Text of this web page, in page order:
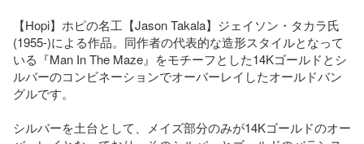
【Hopi】ホピの名工【Jason Takala】ジェイソン・タカラ氏
(1955-)による作品。同作者の代表的な造形スタイルとなって
いる『Man In The Maze』をモチーフとした14Kゴールドとシ
ルバーのコンビネーションでオーバーレイしたオールドバン
グルです。
シルバーを土台として、メイズ部分のみが14Kゴールドのオー